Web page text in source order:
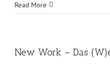
Read More
New Work – Das